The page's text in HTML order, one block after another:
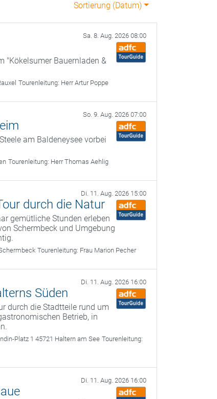
Sortierung (Datum)
Sa. 8. Aug. 2026 08:00
"Kökelsumer Bauernladen &
Tourenleitung: Herr Artur Poppe
So. 9. Aug. 2026 07:00
am Baldeneysee vorbei
Tourenleitung: Herr Thomas Aehlig
Di. 11. Aug. 2026 15:00
durch die Natur
gemütliche Stunden erleben
Schermbeck und Umgebung
Tourenleitung: Frau Marion Pecher
Di. 11. Aug. 2026 16:00
Süden
durch die Stadtteile rund um
Betrieb, in
Platz 1 45721 Haltern am See Tourenleitung:
Di. 11. Aug. 2026 16:00